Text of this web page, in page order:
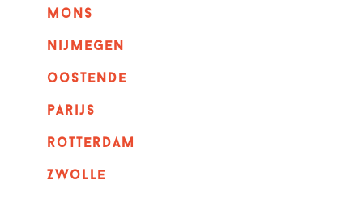
mons
nijmegen
oostende
parijs
rotterdam
Zwolle